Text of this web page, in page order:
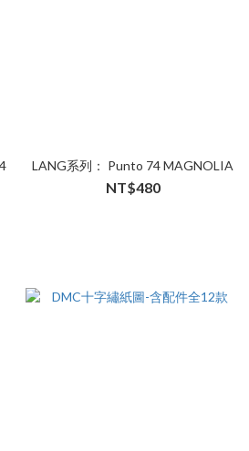
LANG系列： Punto 74 MAGNOLIA
NT$480